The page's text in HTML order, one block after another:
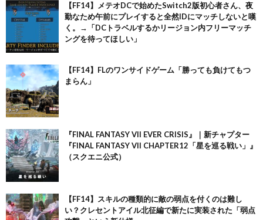
【FF14】メテオDCで始めたSwitch2版初心者さん、夜
勤なため午前にプレイすると全然IDにマッチしないと嘆
く。→「DCトラベルするかリージョン内フリーマッチ
ングを待ってほしい」
【FF14】FLのワンサイドゲーム「勝っても負けてもつ
まらん」
『FINAL FANTASY VII EVER CRISIS』｜新チャプター
『FINAL FANTASY VII CHAPTER12「星を巡る戦い」』
（スクエニ公式）
【FF14】スキルの種類的に敵の弱点を付くのは難し
い？クレセントアイル北征編で新たに実装された「弱点